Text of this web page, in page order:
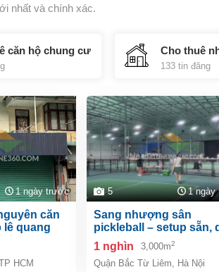
nhất và chính xác.
căn hộ chung cư Cho thuê
133 tin đăng
1 ngày trước
lê quang
định
HCM
5 1
sang nhượng sân
pickleball – setup sẵn,
mô: 11 sân chỉ việc vận
hành! anh chị quan
liên hệ ạ!
1 nghìn 3,000m2
Quận Bắc Từ Liêm, Hà Nội